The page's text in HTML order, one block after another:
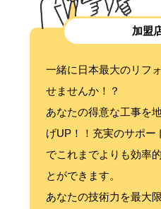
加盟
一緒に日本最大のリフ
せませんか！？
あなたの得意な工事を
げUP！！充実のサポー
でこれまでよりも効率
とができます。
あなたの技術力を最大